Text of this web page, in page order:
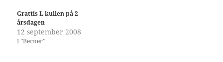
Grattis L kullen på 2
årsdagen
12 september 2008
I ”Berner”